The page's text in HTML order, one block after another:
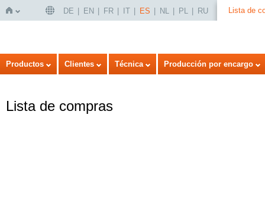
Inicio
DE EN FR IT ES NL PL RU Lista de
Productos Clientes Técnica Producción por encargo
Lista de compras